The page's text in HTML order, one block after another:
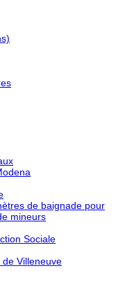
de baignade pour
mineurs
Sociale
de Villeneuve